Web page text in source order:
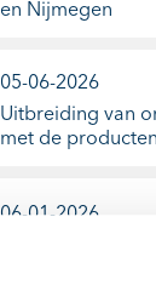
en Nijmegen
05-06-2026
Uitbreiding van
met de
06-01-2026